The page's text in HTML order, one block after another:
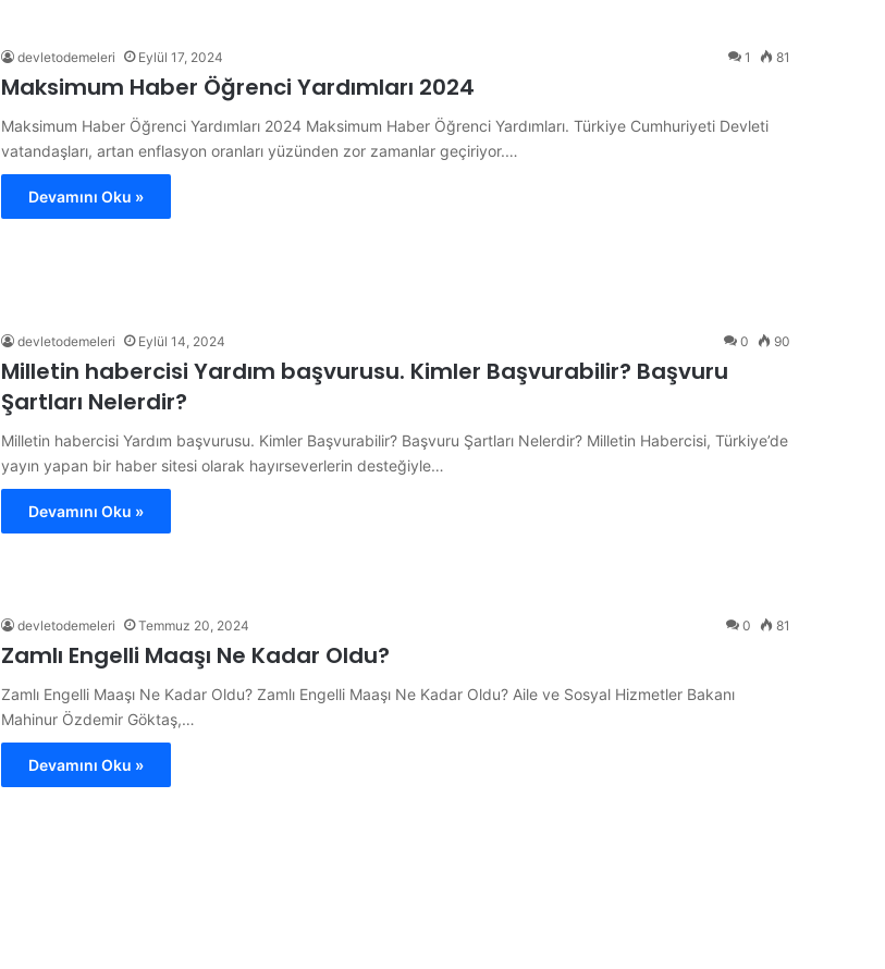
devletodemeleri Eylül 17, 2024 1 81
Maksimum Haber Öğrenci Yardımları 2024
Maksimum Haber Öğrenci Yardımları 2024 Maksimum Haber Öğrenci Yardımları. Türkiye Cumhuriyeti Devleti
vatandaşları, artan enflasyon oranları yüzünden zor zamanlar geçiriyor.…
Devamını Oku »
devletodemeleri Eylül 14, 2024 0 90
Milletin habercisi Yardım başvurusu. Kimler Başvurabilir? Başvuru
Şartları Nelerdir?
Milletin habercisi Yardım başvurusu. Kimler Başvurabilir? Başvuru Şartları Nelerdir? Milletin Habercisi, Türkiye’de
yayın yapan bir haber sitesi olarak hayırseverlerin desteğiyle…
Devamını Oku »
devletodemeleri Temmuz 20, 2024 0 81
Zamlı Engelli Maaşı Ne Kadar Oldu?
Zamlı Engelli Maaşı Ne Kadar Oldu? Zamlı Engelli Maaşı Ne Kadar Oldu? Aile ve Sosyal Hizmetler Bakanı
Mahinur Özdemir Göktaş,…
Devamını Oku »